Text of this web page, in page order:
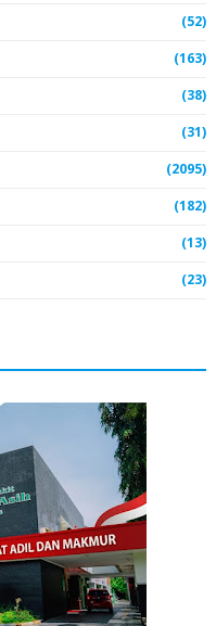
(52)
(163)
(38)
(31)
(2095)
(182)
(13)
(23)